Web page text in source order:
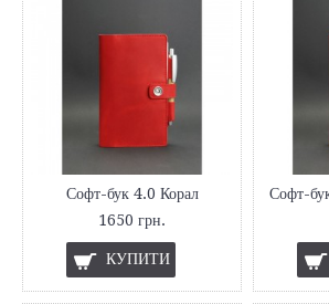
Софт-бук 4.0 Корал
1650 грн.
КУПИТИ